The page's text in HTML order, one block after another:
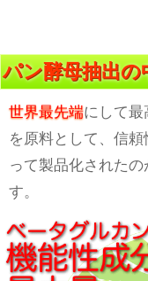
パン酵母抽出の
世界最先端にして
を原料として、信
って製品化されたの
す。